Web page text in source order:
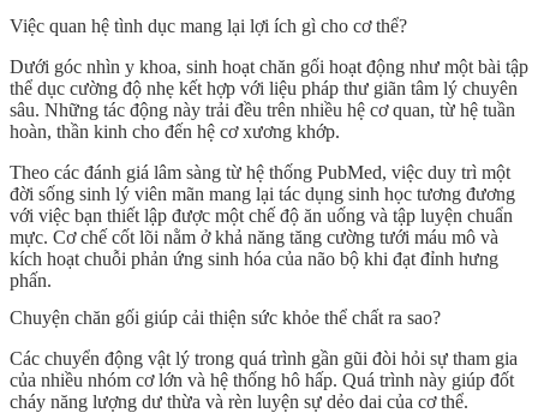
Việc quan hệ tình dục mang lại lợi ích gì cho cơ thể?
Dưới góc nhìn y khoa, sinh hoạt chăn gối hoạt động như một bài tập
thể dục cường độ nhẹ kết hợp với liệu pháp thư giãn tâm lý chuyên
sâu. Những tác động này trải đều trên nhiều hệ cơ quan, từ hệ tuần
hoàn, thần kinh cho đến hệ cơ xương khớp.
Theo các đánh giá lâm sàng từ hệ thống PubMed, việc duy trì một
đời sống sinh lý viên mãn mang lại tác dụng sinh học tương đương
với việc bạn thiết lập được một chế độ ăn uống và tập luyện chuẩn
mực. Cơ chế cốt lõi nằm ở khả năng tăng cường tưới máu mô và
kích hoạt chuỗi phản ứng sinh hóa của não bộ khi đạt đỉnh hưng
phấn.
Chuyện chăn gối giúp cải thiện sức khỏe thể chất ra sao?
Các chuyển động vật lý trong quá trình gần gũi đòi hỏi sự tham gia
của nhiều nhóm cơ lớn và hệ thống hô hấp. Quá trình này giúp đốt
cháy năng lượng dư thừa và rèn luyện sự dẻo dai của cơ thể.